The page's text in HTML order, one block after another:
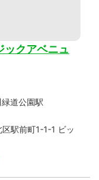
ックアベニュ
道公園駅
駅前町1-1-1 ビッ